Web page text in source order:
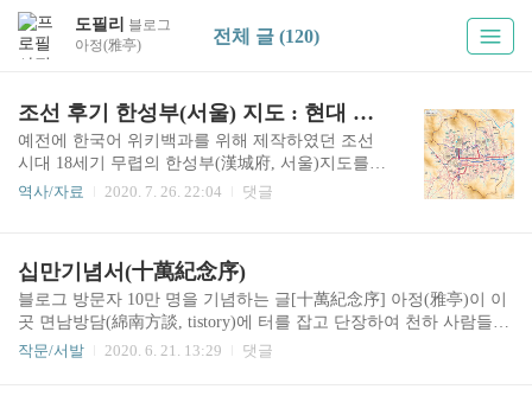
도필리 블로그
아정(雅亭)
전체 글 (120)
조선 후기 한성부(서울) 지도 : 현대 지명 표기
예전에 한국어 위키백과를 위해 제작하였던 조선
시대 18세기 무렵의 한성부(漢城府, 서울)지도를
오랜만에 일부 보완하여 올려봅니다. 각 지명, 관
니다. P.S. 2010년 10월에 본 블로그에 등록한 '조선
시대 한성부 실측지도 (클릭)' 역시 보완해야 할 부
분이 많습니다. 웹 브라우저에서 플래시(Flash) 파
일을 더 이상 허용하지 않으므로 링크를 해제합니
역사/자료 2020. 7. 26. 22:04 댓글
십만기념서(十萬紀念序)
블로그 방문자 10만 명을 기념하는 글[十萬紀念序] 아정(雅亭)이 이
곳 면남방담(綿南方談, tistory)에 터를 잡고 단장하여 천하 사람들에
게 문을 연 지 어느덧 13년이라는 시간이 흘렀다. 그러나 개설 3년만
작문/서발 2020. 6. 21. 13:29 댓글